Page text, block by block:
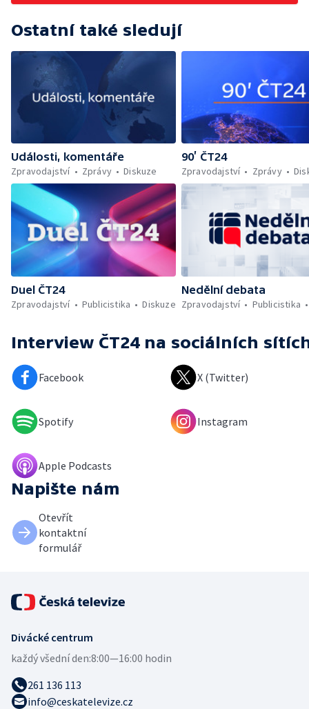
Ostatní také sledují
Události, komentáře
Zpravodajství
Zprávy Diskuze
90’ ČT24
Zpravodajství
Zprávy
Duel ČT24
Zpravodajství
Publicistika Diskuze
Nedělní debata
Zpravodajství
Publicistika
Interview ČT24 na sociálních
Facebook X (Twitter)
Spotify Instagram
Apple Podcasts
Napište nám
Otevřít
kontaktní
formulář
Divácké centrum
každý všední den:8:00—16:00 hodin
261 136 113
info@ceskatelevize.cz